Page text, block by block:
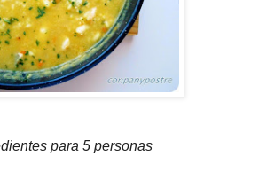
para 5 personas